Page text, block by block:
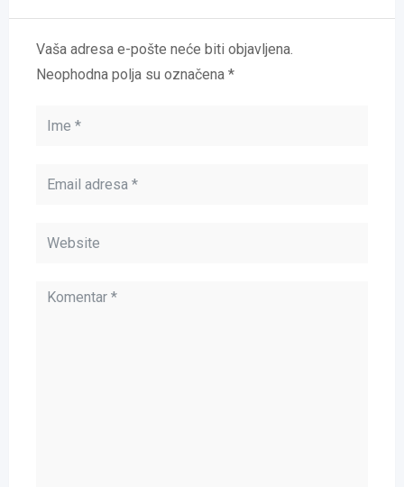
Vaša adresa e-pošte neće biti objavljena.
Neophodna polja su označena *